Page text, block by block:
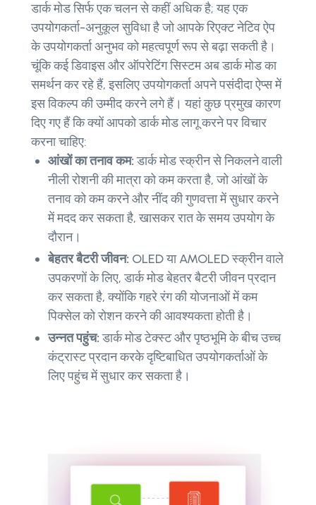
डार्क मोड सिर्फ एक चलन से कहीं अधिक है; यह एक
उपयोगकर्ता-अनुकूल सुविधा है जो आपके रिएक्ट नेटिव ऐप
के उपयोगकर्ता अनुभव को महत्वपूर्ण रूप से बढ़ा सकती है।
चूंकि कई डिवाइस और ऑपरेटिंग सिस्टम अब डार्क मोड का
समर्थन कर रहे हैं, इसलिए उपयोगकर्ता अपने पसंदीदा ऐप्स में
इस विकल्प की उम्मीद करने लगे हैं। यहां कुछ प्रमुख कारण
दिए गए हैं कि क्यों आपको डार्क मोड लागू करने पर विचार
करना चाहिए:
आंखों का तनाव कम:डार्क मोड स्क्रीन से निकलने वाली
नीली रोशनी की मात्रा को कम करता है, जो आंखों के
तनाव को कम करने और नींद की गुणवत्ता में सुधार करने
में मदद कर सकता है, खासकर रात के समय उपयोग के
दौरान।
बेहतर बैटरी जीवन: OLED या AMOLED स्क्रीन वाले
उपकरणों के लिए, डार्क मोड बेहतर बैटरी जीवन प्रदान
कर सकता है, क्योंकि गहरे रंग की योजनाओं में कम
पिक्सेल को रोशन करने की आवश्यकता होती है।
उन्नत पहुंच:डार्क मोड टेक्स्ट और पृष्ठभूमि के बीच उच्च
कंट्रास्ट प्रदान करके दृष्टिबाधित उपयोगकर्ताओं के
लिए पहुंच में सुधार कर सकता है।